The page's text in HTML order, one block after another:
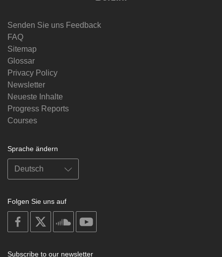
Senden Sie uns Feedback
FAQ
Sitemap
Glossar
Privacy Policy
Newsletter
Neueste Inhalte
Progress Reports
Courses
Sprache ändern
Folgen Sie uns auf
on
facebook
soundcloud
Subscribe to our newsletter